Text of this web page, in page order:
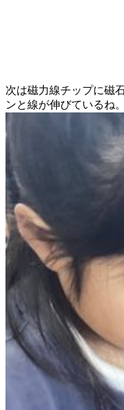
次は磁力線チップに磁
ンと線が伸びているね。